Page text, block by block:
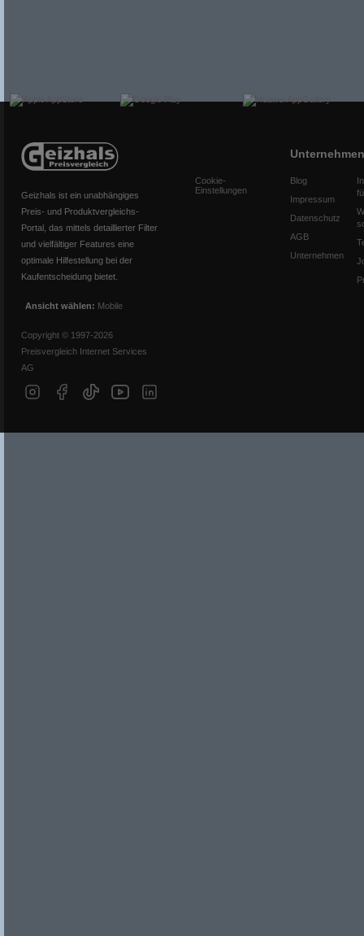
Geizhals ist ein unabhängiges
Preis- und Produktvergleichs-
Portal, das mittels detaillierter Filter
und vielfältiger Features eine
optimale Hilfestellung bei der
Kaufentscheidung bietet.
Ansicht wählen: Mobile
Copyright © 1997-2026
Preisvergleich Internet Services
AG
Cookie-
Einstellungen
Unternehmen
Blog
Impressum
Datenschutz
AGB
Unternehmen